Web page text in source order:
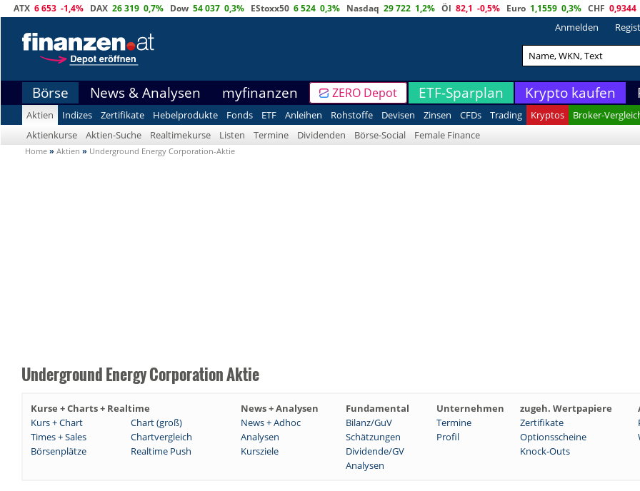
ATX 6 653 -1,4% DAX 26 319 0,7% Dow 54 037 0,3% EStoxx50 6 524 0,3% Nasdaq 29 722 1,2% Öl 82,1 -0,5% Euro 1,1559 0,3% CHF 0,9344
Anmelden
Börse News & Analysen myfinanzen ZERO Depot ETF-Sparplan Krypto kaufen
Aktien Indizes Zertifikate Hebelprodukte Fonds ETF Anleihen Rohstoffe Devisen Zinsen CFDs Trading Kryptos Broker-
Aktienkurse
Aktien-Suche Realtimekurse Listen Termine Dividenden Börse-Social Female Finance
Home » Aktien » Underground Energy Corporation-Aktie
Underground Energy Corporation Aktie
Kurse + Charts + Realtime News + Analysen Fundamental Unternehmen zugeh. Wertpapiere
Kurs + Chart
Chart (groß) News + Adhoc Bilanz/GuV Termine Zertifikate
Times + Sales
Chartvergleich Analysen Schätzungen Profil Optionsscheine
Börsenplätze
Realtime Push Kursziele Dividende/GV
Knock-Outs
Analysen